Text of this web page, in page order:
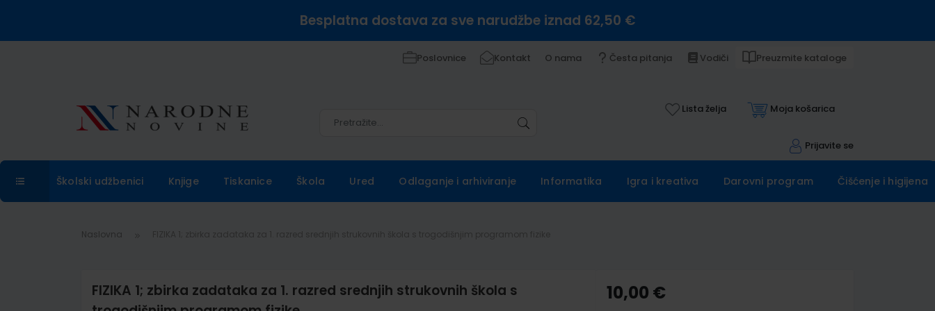
Besplatna dostava za sve narudžbe iznad 62,50 €
Poslovnice Kontakt O nama Česta pitanja Vodiči Preuzmite kataloge
Lista želja Moja košarica
Prijavite se
Školski udžbenici Knjige Tiskanice Škola Ured Odlaganje i arhiviranje Informatika Igra i kreativa Darovni program Čišćenje i higijena
Naslovna
FIZIKA 1; zbirka zadataka za 1. razred srednjih strukovnih škola s
10,00 €